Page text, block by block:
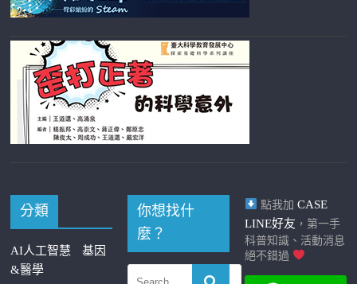
分類
AI人工智慧
基因
&醫學
你想找什
麼？
點我加 CASE
LINE好友 ，第一手
科普知識、活動消息
絕不錯過